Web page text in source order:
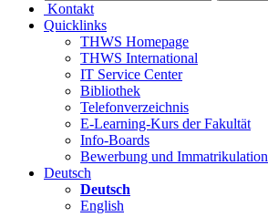
Kontakt
Quicklinks
THWS Homepage
THWS International
IT Service Center
Bibliothek
Telefonverzeichnis
E-Learning-Kurs der Fakultät
Info-Boards
Bewerbung und Immatrikulation
Deutsch
Deutsch
English